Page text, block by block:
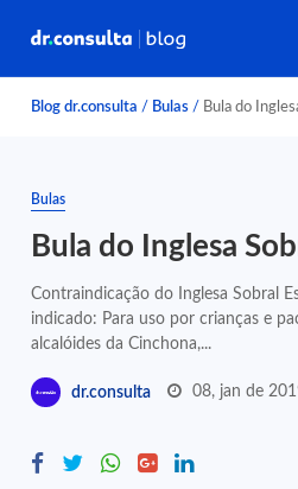
Blog dr.consulta / Bulas / Bula do
Bulas
Bula do Inglesa
Contraindicação do Inglesa Sobral
indicado: Para uso por crianças e
alcalóides da Cinchona,...
dr.consulta 08, jan de